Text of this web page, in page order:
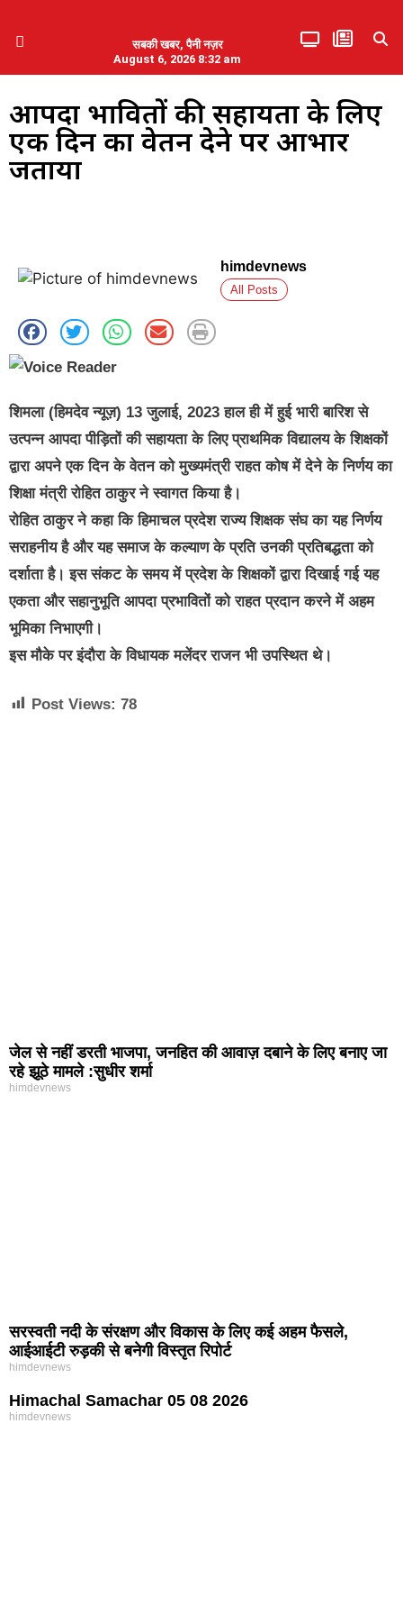
सबकी खबर, पैनी नज़र
August 6, 2026 8:32 am
आपदा प्रभावितों की सहायता के लिए
एक दिन का वेतन देने पर आभार
जताया
himdevnews
All Posts
शिमला (हिमदेव न्यूज़) 13 जुलाई, 2023 हाल ही में हुई भारी बारिश से
उत्पन्न आपदा पीड़ितों की सहायता के लिए प्राथमिक विद्यालय के शिक्षकों
द्वारा अपने एक दिन के वेतन को मुख्यमंत्री राहत कोष में देने के निर्णय का
शिक्षा मंत्री रोहित ठाकुर ने स्वागत किया है।
रोहित ठाकुर ने कहा कि हिमाचल प्रदेश राज्य शिक्षक संघ का यह निर्णय
सराहनीय है और यह समाज के कल्याण के प्रति उनकी प्रतिबद्धता को
दर्शाता है। इस संकट के समय में प्रदेश के शिक्षकों द्वारा दिखाई गई यह
एकता और सहानुभूति आपदा प्रभावितों को राहत प्रदान करने में अहम
भूमिका निभाएगी।
इस मौके पर इंदौरा के विधायक मलेंदर राजन भी उपस्थित थे।
Post Views: 78
जेल से नहीं डरती भाजपा, जनहित की आवाज़ दबाने के लिए बनाए जा
रहे झूठे मामले :सुधीर शर्मा
himdevnews
सरस्वती नदी के संरक्षण और विकास के लिए कई अहम फैसले,
आईआईटी रुड़की से बनेगी विस्तृत रिपोर्ट
himdevnews
Himachal Samachar 05 08 2026
himdevnews